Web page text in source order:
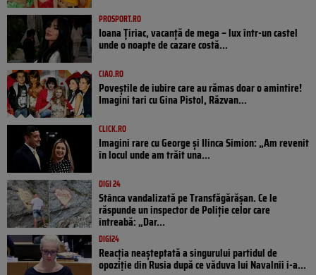
PROSPORT.RO
Ioana Țiriac, vacanță de mega – lux într-un castel
unde o noapte de cazare costă...
CIAO.RO
Poveştile de iubire care au rămas doar o amintire!
Imagini tari cu Gina Pistol, Răzvan...
CLICK.RO
Imagini rare cu George și Ilinca Simion: „Am revenit
în locul unde am trăit una...
DIGI 24
Stânca vandalizată pe Transfăgărășan. Ce le
răspunde un inspector de Poliție celor care
întreabă: „Dar...
DIGI24
Reacția neașteptată a singurului partidul de
opoziţie din Rusia după ce văduva lui Navalnîi i-a...